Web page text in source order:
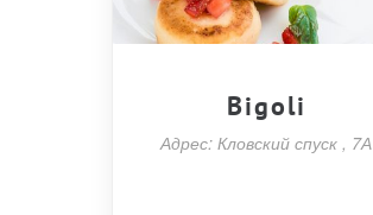
Bigoli
Адрес: Кловский спуск , 7А